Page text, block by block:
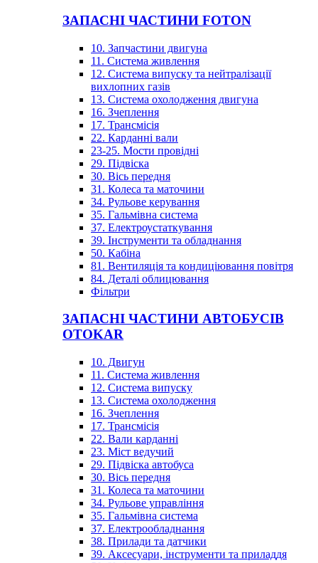
ЗАПАСНІ ЧАСТИНИ FOTON
10. Запчастини двигуна
11. Система живлення
12. Система випуску та нейтралізації
вихлопних газів
13. Система охолодження двигуна
16. Зчеплення
17. Трансмісія
22. Карданні вали
23-25. Мости провідні
29. Підвіска
30. Вісь передня
31. Колеса та маточини
34. Рульове керування
35. Гальмівна система
37. Електроустаткування
39. Інструменти та обладнання
50. Кабіна
81. Вентиляція та кондиціювання повітря
84. Деталі облицювання
Фільтри
ЗАПАСНІ ЧАСТИНИ АВТОБУСІВ
OTOKAR
10. Двигун
11. Система живлення
12. Система випуску
13. Система охолодження
16. Зчеплення
17. Трансмісія
22. Вали карданні
23. Міст ведучий
29. Підвіска автобуса
30. Вісь передня
31. Колеса та маточини
34. Рульове управління
35. Гальмівна система
37. Електрообладнання
38. Прилади та датчики
39. Аксесуари, інструменти та приладдя